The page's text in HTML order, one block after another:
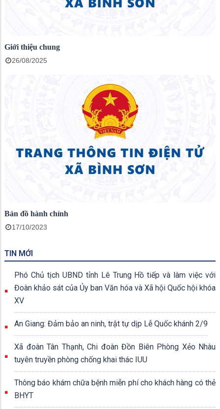
Giới thiệu chung
26/08/2025
Bản đồ hành chính
17/10/2023
TIN MỚI
Phó Chủ tịch UBND tỉnh Lê Trung Hồ tiếp và làm việc với
Đoàn khảo sát của Ủy ban Văn hóa và Xã hội Quốc hội khóa
XV
An Giang: Đảm bảo an ninh, trật tự dịp Lễ Quốc khánh 2/9
Xã đoàn Tân Thạnh, Chi đoàn Đồn Biên Phòng Xẻo Nhàu
tuyên truyền phòng chống khai thác IUU
Thông báo khám chữa bệnh miễn phí cho khách hàng có thẻ
BHYT